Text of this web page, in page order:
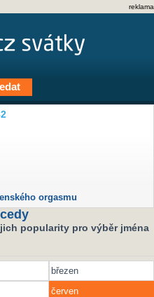
reklama
orgasmu
popularity pro výběr jména
březen
červen